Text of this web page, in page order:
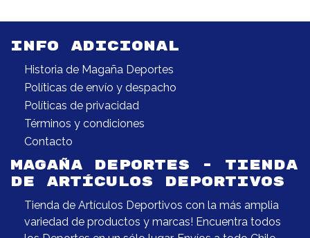
INFO ADICIONAL
Historia de Magaña Deportes
Políticas de envío y despacho
Políticas de privacidad
Términos y condiciones
Contacto
MAGAÑA DEPORTES - TIENDA
DE ARTÍCULOS DEPORTIVOS
Tienda de Artículos Deportivos con la más amplia
variedad de productos y marcas! Encuentra todos